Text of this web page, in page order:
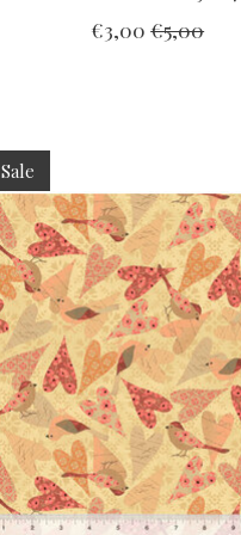
€3,00 €5,00
Sale